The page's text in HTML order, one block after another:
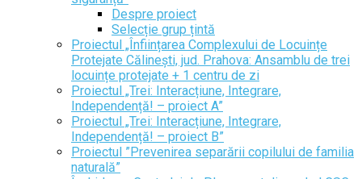
Despre proiect
Selecție grup țintă
Proiectul „Înființarea Complexului de Locuințe
Protejate Călinești, jud. Prahova: Ansamblu de trei
locuințe protejate + 1 centru de zi
Proiectul „Trei: Interacțiune, Integrare,
Independență! – proiect A”
Proiectul „Trei: Interacțiune, Integrare,
Independență! – proiect B”
Proiectul ”Prevenirea separării copilului de familia
naturală”